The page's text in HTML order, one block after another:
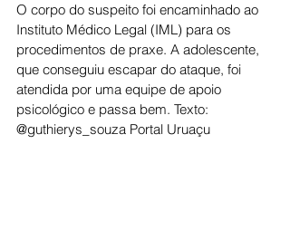
O corpo do suspeito foi encaminhado ao
Instituto Médico Legal (IML) para os
procedimentos de praxe. A adolescente,
que conseguiu escapar do ataque, foi
atendida por uma equipe de apoio
psicológico e passa bem. Texto:
@guthierys_souza Portal Uruaçu